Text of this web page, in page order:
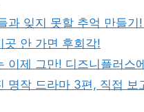
과 잊지 못할 추억 만들기
곳 안 가면 후회각!
이제 그만! 디즈니플러스
명작 드라마 3편, 직접 보